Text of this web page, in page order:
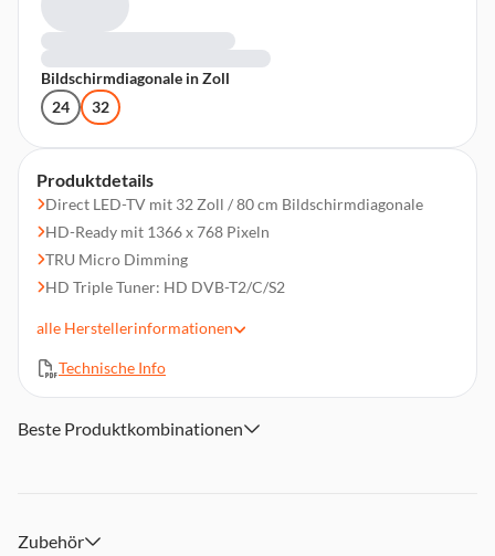
Produktdetails
Direct LED-TV mit 32 Zoll / 80 cm Bildschirmdiagonale
HD-Ready mit 1366 x 768 Pixeln
TRU Micro Dimming
HD Triple Tuner: HD DVB-T2/C/S2
Vesa-Norm: 75 x 75 mm
2x HDMI, 1x USB, Cl+-Modul, WLAN, Bluetooth
Abmessungen (BxHxT): ca. 72,8 x 47,3 x 17,3 cm mit Fuß
alle Herstellerinformationen
Technische Info
Bildschirmdiagonale in Zoll
24
32
Beste Produktkombinationen
Zubehör